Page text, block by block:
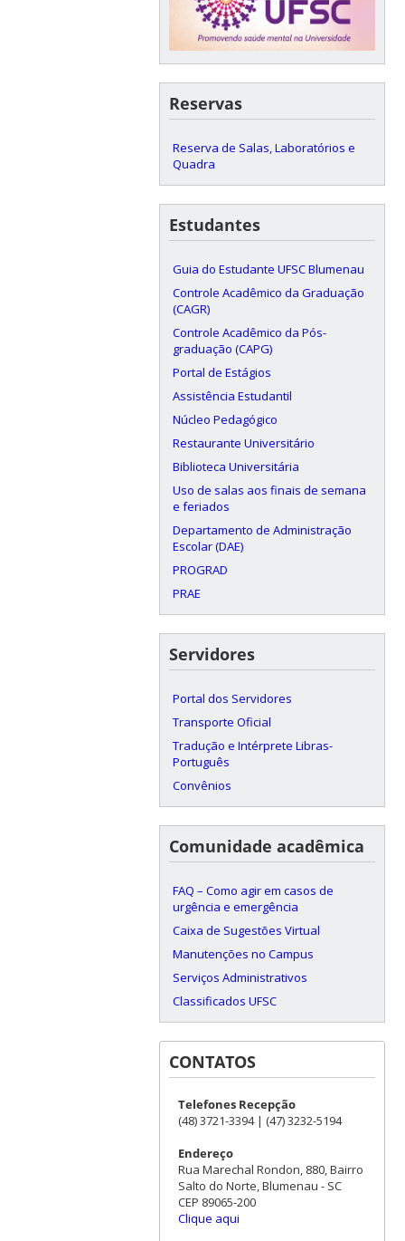
Reservas
Reserva de Salas, Laboratórios e
Quadra
Estudantes
Guia do Estudante UFSC Blumenau
Controle Acadêmico da Graduação
(CAGR)
Controle Acadêmico da Pós-
graduação (CAPG)
Portal de Estágios
Assistência Estudantil
Núcleo Pedagógico
Restaurante Universitário
Biblioteca Universitária
Uso de salas aos finais de semana
e feriados
Departamento de Administração
Escolar (DAE)
PROGRAD
PRAE
Servidores
Portal dos Servidores
Transporte Oficial
Tradução e Intérprete Libras-
Português
Convênios
Comunidade acadêmica
FAQ – Como agir em casos de
urgência e emergência
Caixa de Sugestões Virtual
Manutenções no Campus
Serviços Administrativos
Classificados UFSC
CONTATOS
Telefones Recepção
(48) 3721-3394 | (47) 3232-5194
Endereço
Rua Marechal Rondon, 880, Bairro
Salto do Norte, Blumenau - SC
CEP 89065-200
Clique aqui